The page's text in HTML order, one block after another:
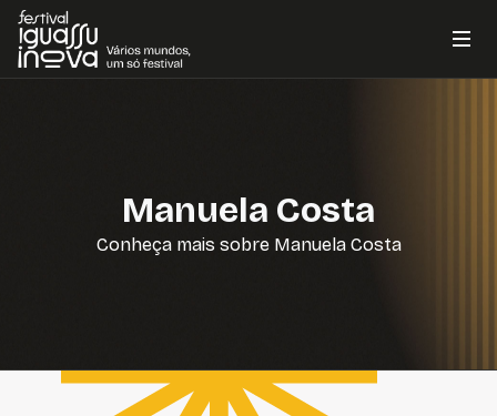
Manuela Costa
Conheça mais sobre Manuela Costa